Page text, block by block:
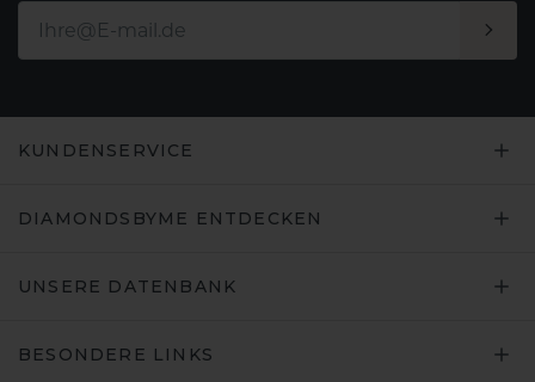
KUNDENSERVICE
DIAMONDSBYME ENTDECKEN
UNSERE DATENBANK
BESONDERE LINKS